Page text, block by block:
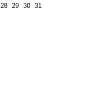
28 29 30 31